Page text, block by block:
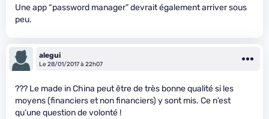
Une app “password manager” devrait également arriver sous
peu.
alegui
Le 28/01/2017 à 22h07
??? Le made in China peut être de très bonne qualité si les
moyens (financiers et non financiers) y sont mis. Ce n’est
qu’une question de volonté !